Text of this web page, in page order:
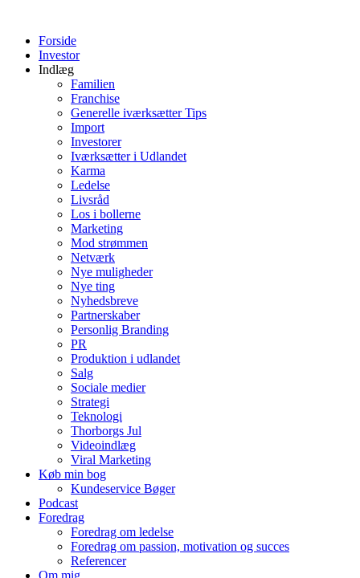
indholdForside
Investor
Indlæg
Familien
Franchise
Generelle iværksætter Tips
Import
Investorer
Iværksætter i Udlandet
Karma
Ledelse
Livsråd
Los i bollerne
Marketing
Mod strømmen
Netværk
Nye muligheder
Nye ting
Nyhedsbreve
Partnerskaber
Personlig Branding
PR
Produktion i udlandet
Salg
Sociale medier
Strategi
Teknologi
Thorborgs Jul
Videoindlæg
Viral Marketing
Køb min bog
Kundeservice Bøger
Podcast
Foredrag
Foredrag om ledelse
Foredrag om passion, motivation og succes
Referencer
Om mig